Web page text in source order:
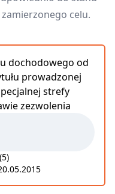
celu.
dochodowego od
prowadzonej
strefy
zezwolenia
(5)